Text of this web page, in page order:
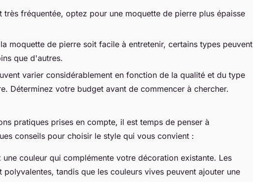
très fréquentée, optez pour une moquette de pierre plus épaisse
moquette de pierre soit facile à entretenir, certains types peuvent
que d'autres.
varier considérablement en fonction de la qualité et du type
Déterminez votre budget avant de commencer à chercher.
pratiques prises en compte, il est temps de penser à
conseils pour choisir le style qui vous convient :
une couleur qui complémente votre décoration existante. Les
polyvalentes, tandis que les couleurs vives peuvent ajouter une